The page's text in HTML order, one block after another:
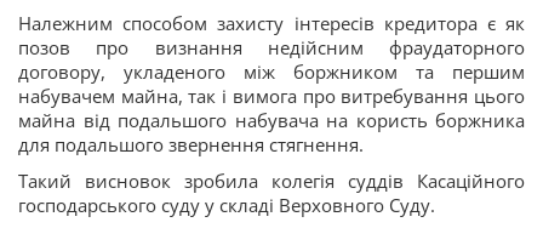
Належним способом захисту інтересів кредитора є як
позов про визнання недійсним фраудаторного
договору, укладеного між боржником та першим
набувачем майна, так і вимога про витребування цього
майна від подальшого набувача на користь боржника
для подальшого звернення стягнення.
Такий висновок зробила колегія суддів Касаційного
господарського суду у складі Верховного Суду.